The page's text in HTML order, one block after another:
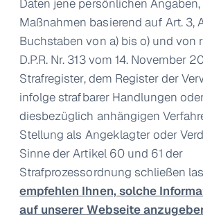
Daten jene persönlichen
Maßnahmen basierend auf Art. 3,
Buchstaben von a) bis o) und von
D.P.R. Nr. 313 vom 14. November
Strafregister, dem Register der
infolge strafbarer Handlungen
diesbezüglich anhängigen
Stellung als Angeklagter oder
Sinne der Artikel 60 und 61 der
Strafprozessordnung schließen
empfehlen Ihnen, solche
auf unserer Webseite